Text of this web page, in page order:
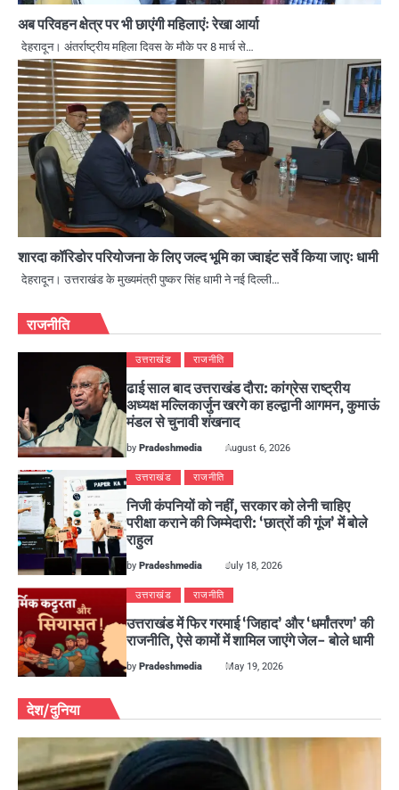
अब परिवहन क्षेत्र पर भी छाएंगी महिलाएंः रेखा आर्या
देहरादून। अंतर्राष्ट्रीय महिला दिवस के मौके पर 8 मार्च से…
शारदा कॉरिडोर परियोजना के लिए जल्द भूमि का ज्वाइंट सर्वे किया जाएः धामी
देहरादून। उत्तराखंड के मुख्यमंत्री पुष्कर सिंह धामी ने नई दिल्ली…
राजनीति
उत्तराखंड राजनीति
ढाई साल बाद उत्तराखंड दौरा: कांग्रेस राष्ट्रीय
अध्यक्ष मल्लिकार्जुन खरगे का हल्द्वानी आगमन, कुमाऊं
मंडल से चुनावी शंखनाद
byPradeshmedia August 6, 2026
उत्तराखंड राजनीति
निजी कंपनियों को नहीं, सरकार को लेनी चाहिए
परीक्षा कराने की जिम्मेदारी: ‘छात्रों की गूंज’ में बोले
राहुल
byPradeshmedia July 18, 2026
उत्तराखंड राजनीति
उत्तराखंड में फिर गरमाई ‘जिहाद’ और ‘धर्मांतरण’ की
राजनीति, ऐसे कामों में शामिल जाएंगे जेल- बोले धामी
byPradeshmedia May 19, 2026
देश/दुनिया